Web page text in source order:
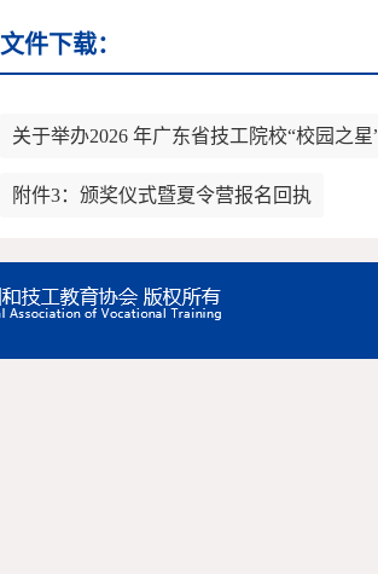
文件下载：
关于举办2026 年广东省技工院校“校园之
附件3：颁奖仪式暨夏令营报名回执